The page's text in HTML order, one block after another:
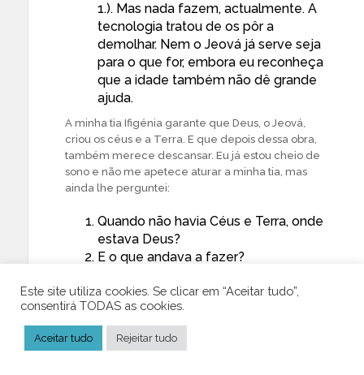
1.). Mas nada fazem, actualmente. A
tecnologia tratou de os pôr a
demolhar. Nem o Jeová já serve seja
para o que for, embora eu reconheça
que a idade também não dê grande
ajuda.
A minha tia Ifigénia garante que Deus, o Jeová,
criou os céus e a Terra. E que depois dessa obra,
também merece descansar. Eu já estou cheio de
sono e não me apetece aturar a minha tia, mas
ainda lhe perguntei:
Quando não havia Céus e Terra, onde
estava Deus?
E o que andava a fazer?
anos, que são um piscar de olhos, se
os compararmos com a eternidade, o
que andou Deus a fazer durante esse
tempo todo?
Este site utiliza cookies. Se clicar em “Aceitar tudo”,
consentirá TODAS as cookies.
Aceitar tudo Rejeitar tudo